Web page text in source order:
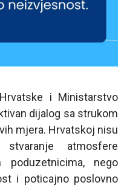
i Ministarstvo
dijalog sa strukom
mjera. Hrvatskoj nisu
atmosfere
poduzetnicima, nego
i poticajno poslovno